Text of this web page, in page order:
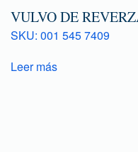
VULVO DE
SKU: 001 545 7409
Leer más